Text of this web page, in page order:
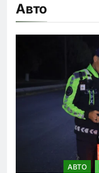
Авто
АВТО